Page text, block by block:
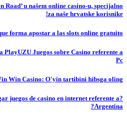
u našem online casino-u, specijalno
za naše hrvatske korisnike!
forma apostar a las slots online gratuito
Juegos sobre Casino referente a
Pc
Win Casino: O'yin tartibini hibsga oling
juegos de casino en internet referente a
Argentina?